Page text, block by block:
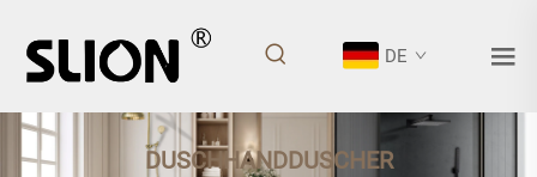
DE
DUSCHHANDDUSCHER